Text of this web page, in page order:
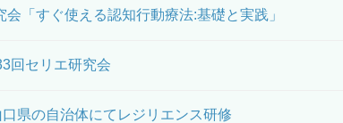
「すぐ使える認知行動療法:基礎と実践」
回セリエ研究会
県の自治体にてレジリエンス研修